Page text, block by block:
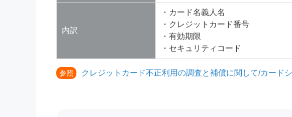
内訳
・カード名義人名
・クレジットカード番号
・有効期限
・セキュリティコード
参照 クレジットカード不正利用の調査と補償に関して/カード